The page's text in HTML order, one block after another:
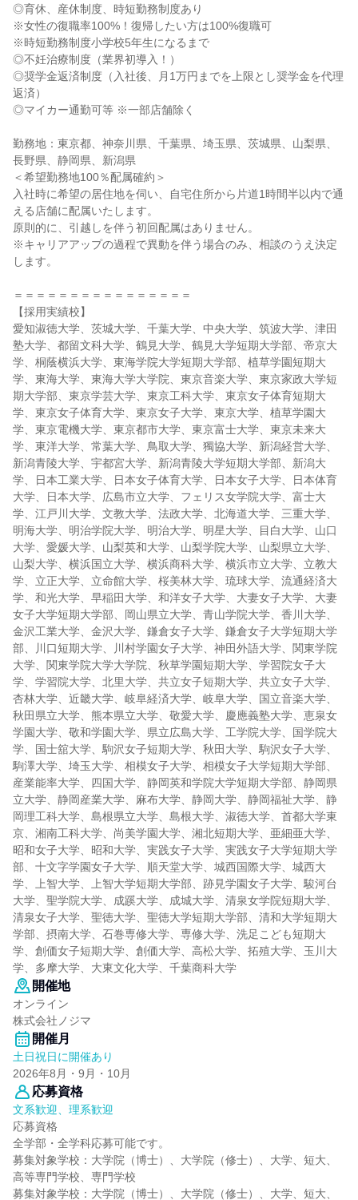
◎育休、産休制度、時短勤務制度あり
※女性の復職率100%！復帰したい方は100%復職可
※時短勤務制度小学校5年生になるまで
◎不妊治療制度（業界初導入！）
◎奨学金返済制度（入社後、月1万円までを上限とし奨学金を代理
返済）
◎マイカー通勤可等 ※一部店舗除く
勤務地：東京都、神奈川県、千葉県、埼玉県、茨城県、山梨県、
長野県、静岡県、新潟県
＜希望勤務地100％配属確約＞
入社時に希望の居住地を伺い、自宅住所から片道1時間半以内で通
える店舗に配属いたします。
原則的に、引越しを伴う初回配属はありません。
※キャリアアップの過程で異動を伴う場合のみ、相談のうえ決定
します。
＝＝＝＝＝＝＝＝＝＝＝＝＝＝＝＝
【採用実績校】
愛知淑徳大学、茨城大学、千葉大学、中央大学、筑波大学、津田
塾大学、都留文科大学、鶴見大学、鶴見大学短期大学部、帝京大
学、桐蔭横浜大学、東海学院大学短期大学部、植草学園短期大
学、東海大学、東海大学大学院、東京音楽大学、東京家政大学短
期大学部、東京学芸大学、東京工科大学、東京女子体育短期大
学、東京女子体育大学、東京女子大学、東京大学、植草学園大
学、東京電機大学、東京都市大学、東京富士大学、東京未来大
学、東洋大学、常葉大学、鳥取大学、獨協大学、新潟経営大学、
新潟青陵大学、宇都宮大学、新潟青陵大学短期大学部、新潟大
学、日本工業大学、日本女子体育大学、日本女子大学、日本体育
大学、日本大学、広島市立大学、フェリス女学院大学、富士大
学、江戸川大学、文教大学、法政大学、北海道大学、三重大学、
明海大学、明治学院大学、明治大学、明星大学、目白大学、山口
大学、愛媛大学、山梨英和大学、山梨学院大学、山梨県立大学、
山梨大学、横浜国立大学、横浜商科大学、横浜市立大学、立教大
学、立正大学、立命館大学、桜美林大学、琉球大学、流通経済大
学、和光大学、早稲田大学、和洋女子大学、大妻女子大学、大妻
女子大学短期大学部、岡山県立大学、青山学院大学、香川大学、
金沢工業大学、金沢大学、鎌倉女子大学、鎌倉女子大学短期大学
部、川口短期大学、川村学園女子大学、神田外語大学、関東学院
大学、関東学院大学大学院、秋草学園短期大学、学習院女子大
学、学習院大学、北里大学、共立女子短期大学、共立女子大学、
杏林大学、近畿大学、岐阜経済大学、岐阜大学、国立音楽大学、
秋田県立大学、熊本県立大学、敬愛大学、慶應義塾大学、恵泉女
学園大学、敬和学園大学、県立広島大学、工学院大学、国学院大
学、国士舘大学、駒沢女子短期大学、秋田大学、駒沢女子大学、
駒澤大学、埼玉大学、相模女子大学、相模女子大学短期大学部、
産業能率大学、四国大学、静岡英和学院大学短期大学部、静岡県
立大学、静岡産業大学、麻布大学、静岡大学、静岡福祉大学、静
岡理工科大学、島根県立大学、島根大学、淑徳大学、首都大学東
京、湘南工科大学、尚美学園大学、湘北短期大学、亜細亜大学、
昭和女子大学、昭和大学、実践女子大学、実践女子大学短期大学
部、十文字学園女子大学、順天堂大学、城西国際大学、城西大
学、上智大学、上智大学短期大学部、跡見学園女子大学、駿河台
大学、聖学院大学、成蹊大学、成城大学、清泉女学院短期大学、
清泉女子大学、聖徳大学、聖徳大学短期大学部、清和大学短期大
学部、摂南大学、石巻専修大学、専修大学、洗足こども短期大
学、創価女子短期大学、創価大学、高松大学、拓殖大学、玉川大
学、多摩大学、大東文化大学、千葉商科大学
開催地
オンライン
株式会社ノジマ
開催月
土日祝日に開催あり
2026年8月・9月・10月
応募資格
文系歓迎、理系歓迎
応募資格
全学部・全学科応募可能です。
募集対象学校：大学院（博士）、大学院（修士）、大学、短大、
高等専門学校、専門学校
募集対象学校：大学院（博士）、大学院（修士）、大学、短大、